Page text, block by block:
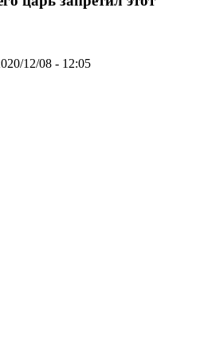
12/08 - 12:05